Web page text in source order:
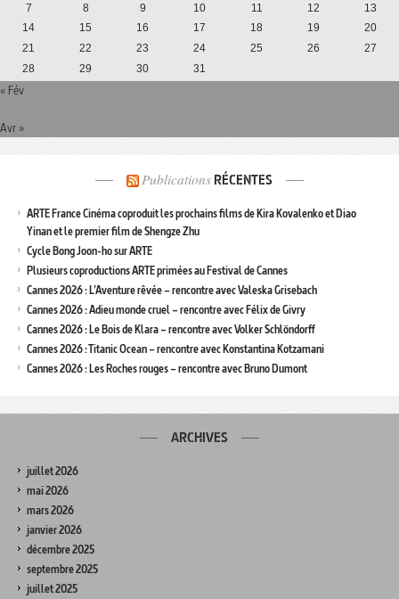
7
8 9 10 11 12
13
14
15 16 17 18 19
20
21
22 23 24 25 26
27
28
29 30 31
« Fév
Avr »
Publications RÉCENTES
ARTE France Cinéma coproduit les prochains films de Kira Kovalenko et Diao
Yinan et le premier film de Shengze Zhu
Cycle Bong Joon-ho sur ARTE
Plusieurs coproductions ARTE primées au Festival de Cannes
Cannes 2026 : L’Aventure rêvée – rencontre avec Valeska Grisebach
Cannes 2026 : Adieu monde cruel – rencontre avec Félix de Givry
Cannes 2026 : Le Bois de Klara – rencontre avec Volker Schlöndorff
Cannes 2026 : Titanic Ocean – rencontre avec Konstantina Kotzamani
Cannes 2026 : Les Roches rouges – rencontre avec Bruno Dumont
ARCHIVES
juillet 2026
mai 2026
mars 2026
janvier 2026
décembre 2025
septembre 2025
juillet 2025